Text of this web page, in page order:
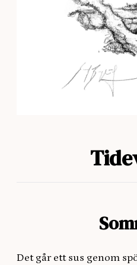
Det går ett sus genom